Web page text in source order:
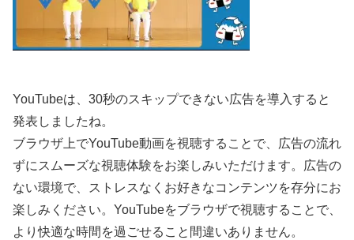
YouTubeは、30秒のスキップできない広告を導入すると
発表しましたね。
ブラウザ上でYouTube動画を視聴することで、広告の流れ
ずにスムーズな視聴体験をお楽しみいただけます。広告の
ない環境で、ストレスなくお好きなコンテンツを存分にお
楽しみください。YouTubeをブラウザで視聴することで、
より快適な時間を過ごせること間違いありません。